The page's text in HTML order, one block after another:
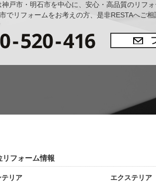
神戸市・明石市を中心に、安心・高品質のリフォ
でリフォームをお考えの方、是非RESTAへご
リフォーム情報
テリア エクステリア